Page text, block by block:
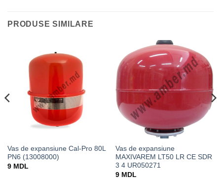
PRODUSE SIMILARE
Vas de expansiune Cal-Pro 80L
PN6 (13008000)
9 MDL
Vas de expansiune
MAXIVAREM LT50 LR CE SDR
3 4 UR050271
9 MDL